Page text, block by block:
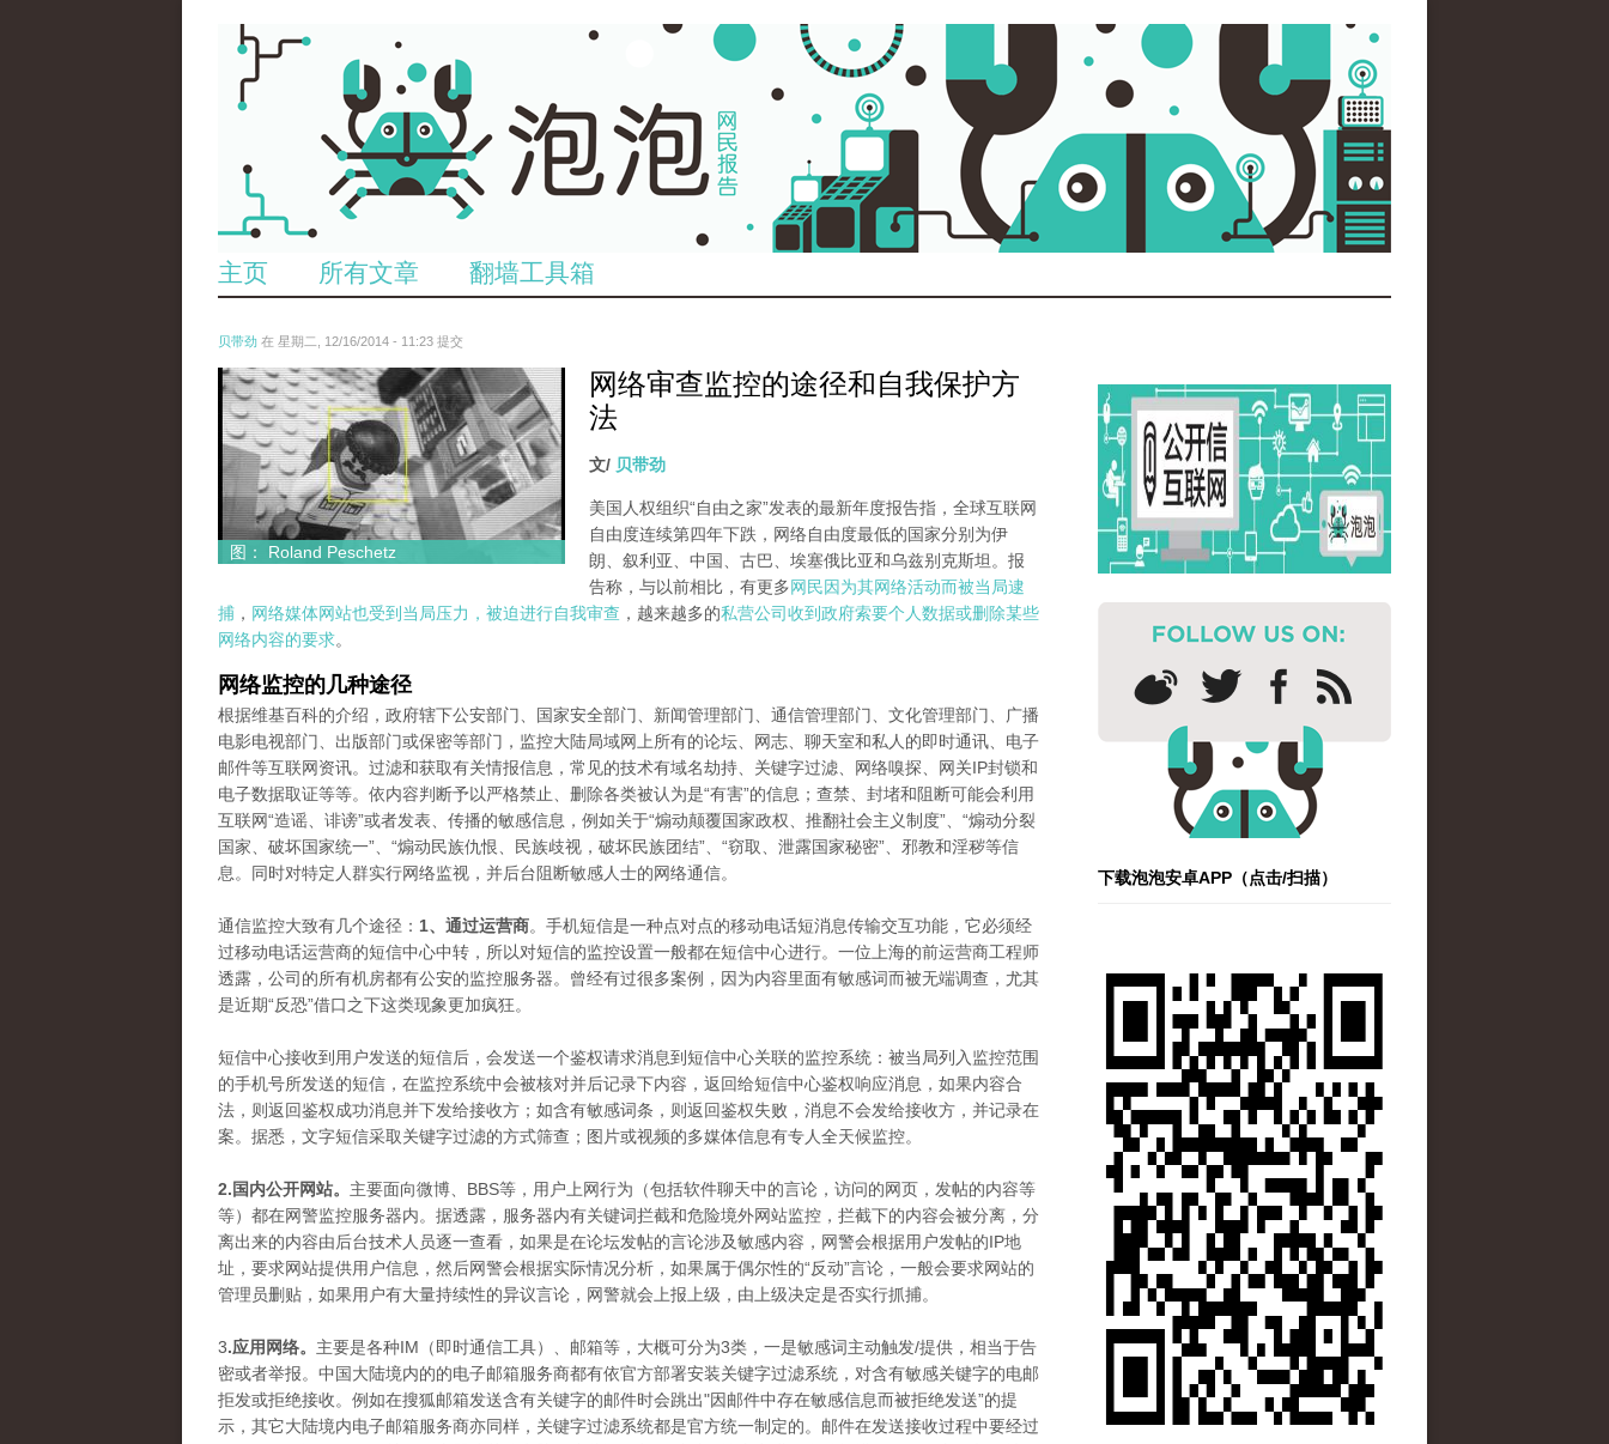
主页 所有文章 翻墙工具箱
贝带劲 在 星期二, 12/16/2014 - 11:23 提交
untitled.jpg
图： Roland Peschetz
网络审查监控的途径和自我保护方
法
文/ 贝带劲
美国人权组织“自由之家”发表的最新年度报告指，全球互联网
自由度连续第四年下跌，网络自由度最低的国家分别为伊
朗、叙利亚、中国、古巴、埃塞俄比亚和乌兹别克斯坦。报
告称，与以前相比，有更多网民因为其网络活动而被当局逮
捕 ， 网络媒体网站也受到当局压力，被迫进行自我审查 ，越来越多的私营公司收到政府索要个人数据或删除某些
网络内容的要求。
网络监控的几种途径
根据维基百科的介绍，政府辖下公安部门、国家安全部门、新闻管理部门、通信管理部门、文化管理部门、广播
电影电视部门、出版部门或保密等部门，监控大陆局域网上所有的论坛、网志、聊天室和私人的即时通讯、电子
邮件等互联网资讯。过滤和获取有关情报信息，常见的技术有域名劫持、关键字过滤、网络嗅探、网关IP封锁和
电子数据取证等等。依内容判断予以严格禁止、删除各类被认为是“有害”的信息；查禁、封堵和阻断可能会利用
互联网“造谣、诽谤”或者发表、传播的敏感信息，例如关于“煽动颠覆国家政权、推翻社会主义制度”、“煽动分裂
国家、破坏国家统一”、“煽动民族仇恨、民族歧视，破坏民族团结”、“窃取、泄露国家秘密”、邪教和淫秽等信
息。同时对特定人群实行网络监视，并后台阻断敏感人士的网络通信。
通信监控大致有几个途径： 1、通过运营商。手机短信是一种点对点的移动电话短消息传输交互功能，它必须经
过移动电话运营商的短信中心中转，所以对短信的监控设置一般都在短信中心进行。一位上海的前运营商工程师
透露，公司的所有机房都有公安的监控服务器。曾经有过很多案例，因为内容里面有敏感词而被无端调查，尤其
是近期“反恐”借口之下这类现象更加疯狂。
短信中心接收到用户发送的短信后，会发送一个鉴权请求消息到短信中心关联的监控系统：被当局列入监控范围
的手机号所发送的短信，在监控系统中会被核对并后记录下内容，返回给短信中心鉴权响应消息，如果内容合
法，则返回鉴权成功消息并下发给接收方；如含有敏感词条，则返回鉴权失败，消息不会发给接收方，并记录在
案。据悉，文字短信采取关键字过滤的方式筛查；图片或视频的多媒体信息有专人全天候监控。
2.国内公开网站。 主要面向微博、BBS等，用户上网行为（包括软件聊天中的言论，访问的网页，发帖的内容等
等）都在网警监控服务器内。据透露，服务器内有关键词拦截和危险境外网站监控，拦截下的内容会被分离，分
离出来的内容由后台技术人员逐一查看，如果是在论坛发帖的言论涉及敏感内容，网警会根据用户发帖的IP地
址，要求网站提供用户信息，然后网警会根据实际情况分析，如果属于偶尔性的“反动”言论，一般会要求网站的
管理员删贴，如果用户有大量持续性的异议言论，网警就会上报上级，由上级决定是否实行抓捕。
3.应用网络。 主要是各种IM（即时通信工具）、邮箱等，大概可分为3类，一是敏感词主动触发/提供，相当于告
密或者举报。中国大陆境内的的电子邮箱服务商都有依官方部署安装关键字过滤系统，对含有敏感关键字的电邮
拒发或拒绝接收。例如在搜狐邮箱发送含有关键字的邮件时会跳出"因邮件中存在敏感信息而被拒绝发送”的提
示，其它大陆境内电子邮箱服务商亦同样，关键字过滤系统都是官方统一制定的。邮件在发送接收过程中要经过
下载泡泡安卓APP（点击/扫描）